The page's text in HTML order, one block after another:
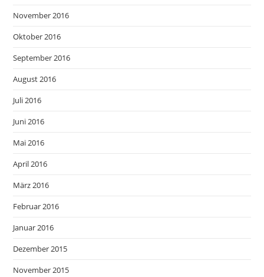
November 2016
Oktober 2016
September 2016
August 2016
Juli 2016
Juni 2016
Mai 2016
April 2016
März 2016
Februar 2016
Januar 2016
Dezember 2015
November 2015